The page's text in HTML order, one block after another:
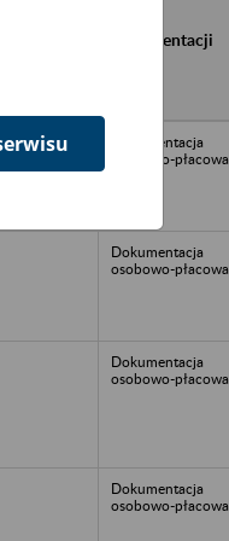
dokumentacji
Dokumentacja
osobowo-płacowa
Dokumentacja
osobowo-płacowa
Dokumentacja
osobowo-płacowa
Dokumentacja
osobowo-płacowa